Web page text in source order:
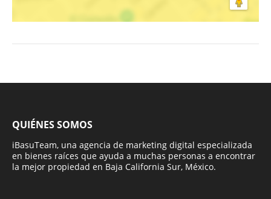
QUIÉNES SOMOS
iBasuTeam, una agencia de marketing digital especializada
en bienes raíces que ayuda a muchas personas a encontrar
la mejor propiedad en Baja California Sur, México.